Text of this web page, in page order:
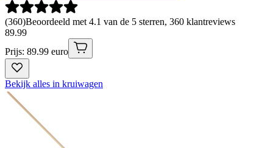
(360)Beoordeeld met 4.1 van de 5 sterren, 360 klantreviews
89.99
Prijs: 89.99 euro
Bekijk alles in kruiwagen